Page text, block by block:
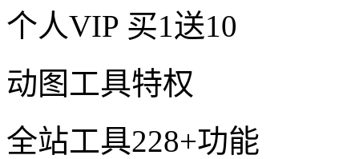
个人VIP 买1送10
动图工具特权
全站工具228+功能